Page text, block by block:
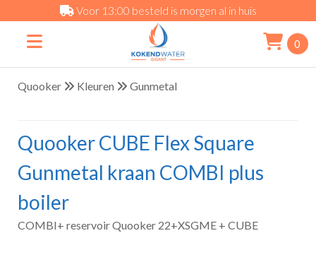
Voor 13:00 besteld is morgen al in huis
0
Quooker Kleuren Gunmetal
Quooker CUBE Flex Square
Gunmetal kraan COMBI plus
boiler
COMBI+ reservoir Quooker 22+XSGME + CUBE